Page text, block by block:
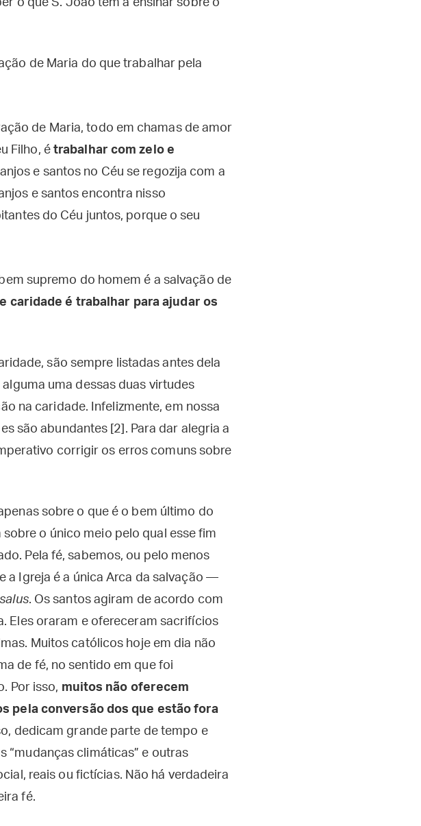
o que S. João tem a ensinar sobre o
de Maria do que trabalhar pela
de Maria, todo em chamas de amor
Filho, é trabalhar com zelo e
e santos no Céu se regozija com a
e santos encontra nisso
do Céu juntos, porque o seu
supremo do homem é a salvação de
caridade é trabalhar para ajudar os
são sempre listadas antes dela
uma dessas duas virtudes
na caridade. Infelizmente, em nossa
são abundantes [2]. Para dar alegria a
corrigir os erros comuns sobre
sobre o que é o bem último do
o único meio pelo qual esse fim
Pela fé, sabemos, ou pelo menos
a Igreja é a única Arca da salvação —
. Os santos agiram de acordo com
Eles oraram e ofereceram sacrifícios
Muitos católicos hoje em dia não
de fé, no sentido em que foi
Por isso, muitos não oferecem
pela conversão dos que estão fora
dedicam grande parte de tempo e
“mudanças climáticas” e outras
reais ou fictícias. Não há verdadeira
fé.